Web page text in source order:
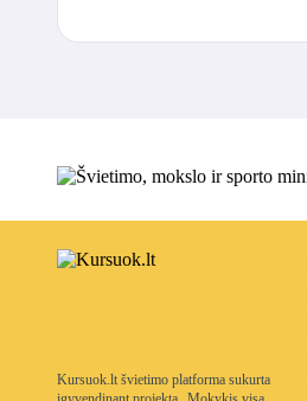
Kursuok.lt švietimo platforma sukurta